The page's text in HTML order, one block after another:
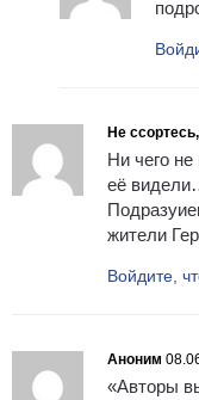
Не
Ни чего
её
жители
Войдите,
Аноним
«Авторы